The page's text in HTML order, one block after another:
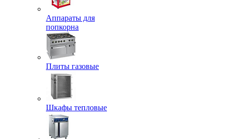
Аппараты для
попкорна
Плиты газовые
Шкафы тепловые